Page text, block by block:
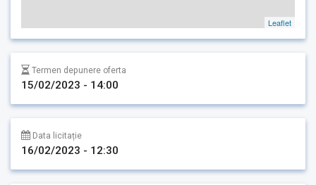
Leaflet
Termen depunere oferta
15/02/2023 - 14:00
Data licitație
16/02/2023 - 12:30